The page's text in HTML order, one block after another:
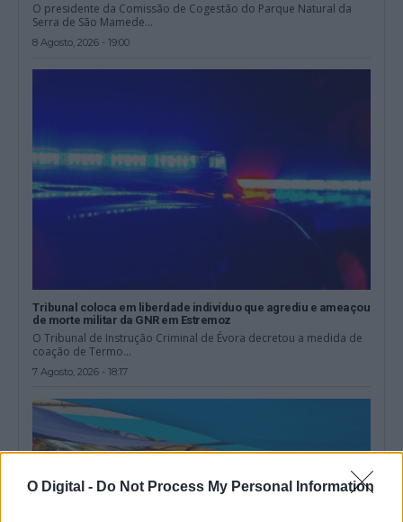
O Digital - Do Not Process My Personal Information
O presidente da Comissão de Cogestão do Parque Natural da
Serra de São Mamede...
8 Agosto, 2026 - 19:00
Tribunal coloca em liberdade indivíduo que agrediu e ameaçou
de morte militar da GNR em Estremoz
O Tribunal de Instrução Criminal de Évora decretou a medida de
coação de Termo...
7 Agosto, 2026 - 18:17